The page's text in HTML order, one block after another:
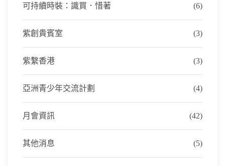
可持續時裝：識買．惜著 (6)
紫創貴賓室 (3)
紫繫香港 (3)
亞洲青少年交流計劃 (4)
月會資訊 (42)
其他消息 (5)